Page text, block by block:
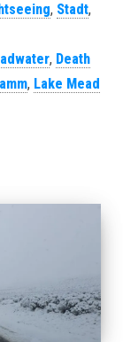
, Stadt,
, Death
, Lake Mead